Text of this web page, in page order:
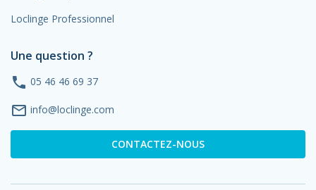
Loclinge Professionnel
Une question ?
phone 05 46 46 69 37
mail_outline info@loclinge.com
CONTACTEZ-NOUS